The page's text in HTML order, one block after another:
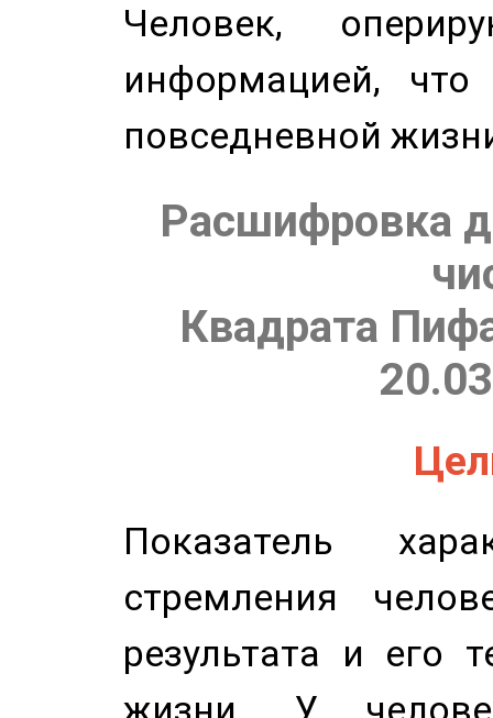
Человек,
информацией,
повседневной
Расшифровка
Квадрата
Показатель
стремления
результата и его